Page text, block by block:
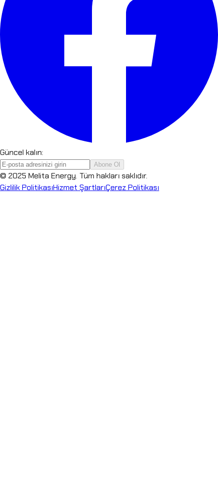
Güncel kalın:
Abone Ol
© 2025 Melita Energy. Tüm hakları saklıdır.
Gizlilik PolitikasıHizmet ŞartlarıÇerez Politikası